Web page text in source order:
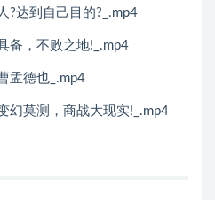
?达到自己目的?_.mp4
备，不败之地!_.mp4
孟德也_.mp4
幻莫测，商战大现实!_.mp4